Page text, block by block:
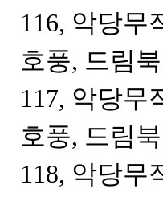
116, 악당무
호풍, 드림
117, 악당무
호풍, 드림
118, 악당무